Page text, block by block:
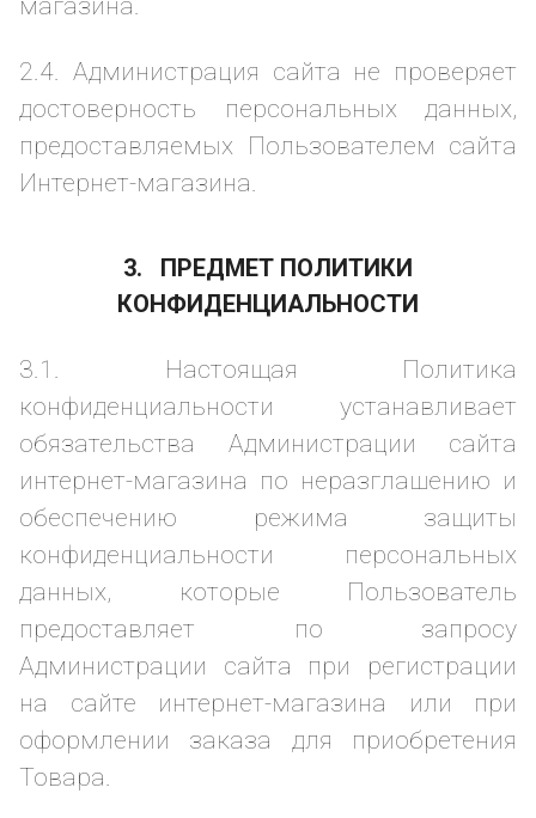
магазина.
2.4. Администрация сайта не проверяет
достоверность персональных данных,
предоставляемых Пользователем сайта
Интернет-магазина.
3. ПРЕДМЕТ ПОЛИТИКИ
КОНФИДЕНЦИАЛЬНОСТИ
3.1. Настоящая Политика
конфиденциальности устанавливает
обязательства Администрации сайта
интернет-магазина по неразглашению и
обеспечению режима защиты
конфиденциальности персональных
данных, которые Пользователь
предоставляет по запросу
Администрации сайта при регистрации
на сайте интернет-магазина или при
оформлении заказа для приобретения
Товара.